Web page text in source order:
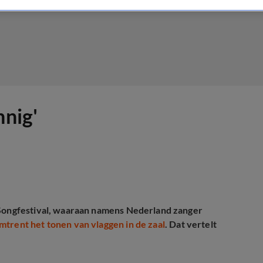
waaraan namens Nederland zanger
het tonen van vlaggen in de zaal. Dat vertelt